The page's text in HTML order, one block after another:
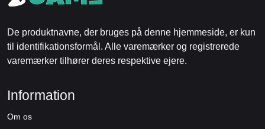
De produktnavne, der bruges på denne hjemmeside, er kun
til identifikationsformål. Alle varemærker og registrerede
varemærker tilhører deres respektive ejere.
Information
Om os